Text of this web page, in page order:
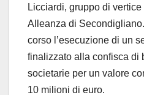
Licciardi, gruppo di
Alleanza di
corso l’esecuzione di un
finalizzato alla confisca di
societarie per un valore
10 milioni di euro.